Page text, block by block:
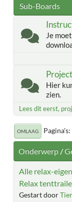
Sub-Boards
Je
Hier
zien.
Lees dit eerst,
OMLAAG Pagina's
Onderwerp/
Alle relax-
Relax
Gestart door